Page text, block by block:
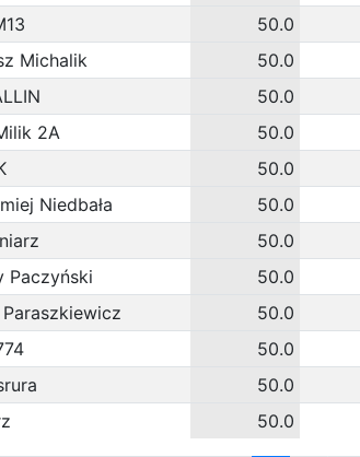
50.0
Michalik 50.0
50.0
2A 50.0
50.0
Niedbała 50.0
50.0
Paczyński 50.0
50.0
50.0
50.0
50.0